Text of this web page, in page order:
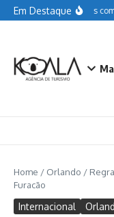
Ir para o conteúdo
Em Destaque
Tudo sobre as
Home / Orlando /
Furacão
Internacional